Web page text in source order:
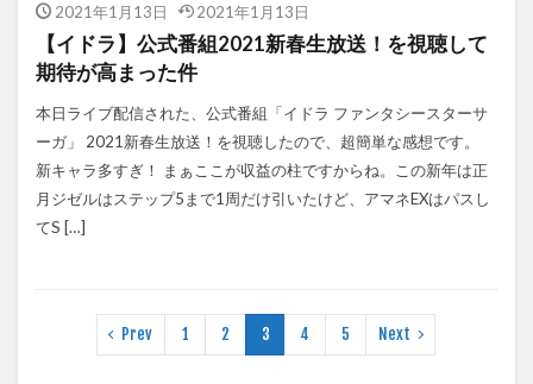
2021年1月13日 2021年1月13日
【イドラ】公式番組2021新春生放送！を視聴して
期待が高まった件
本日ライブ配信された、公式番組「イドラ ファンタシースターサ
ーガ」 2021新春生放送！を視聴したので、超簡単な感想です。
新キャラ多すぎ！ まぁここが収益の柱ですからね。この新年は正
月ジゼルはステップ5まで1周だけ引いたけど、アマネEXはパスし
てS […]
Prev 1 2 3 4 5 Next